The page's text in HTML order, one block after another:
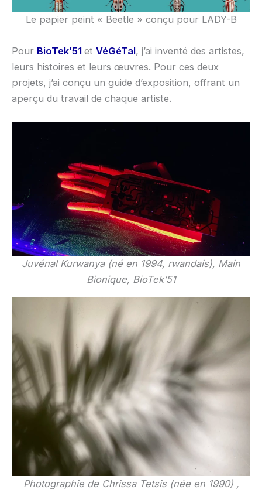
Le papier peint « Beetle » conçu pour LADY-B
Pour BioTek’51 et VéGéTal, j’ai inventé des artistes,
leurs histoires et leurs œuvres. Pour ces deux
projets, j’ai conçu un guide d’exposition, offrant un
aperçu du travail de chaque artiste.
Juvénal Kurwanya (né en 1994, rwandais), Main
Bionique, BioTek’51
Photographie de Chrissa Tetsis (née en 1990) ,